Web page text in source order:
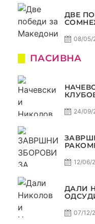
ДВЕ
08/05/
ПАСИВНА
С5Е224/09/
С4Е11
12/06/
ДАЛИ
07/12/